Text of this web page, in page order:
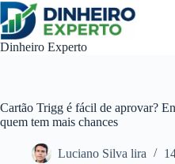
Pular
para
o
conteúdo
Dinheiro Experto
Cartão Trigg é fácil de aprovar?
quem tem mais chances
Luciano Silva lira